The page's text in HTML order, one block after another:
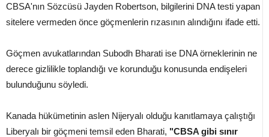
CBSA'nın Sözcüsü Jayden Robertson, bilgilerini DNA testi yapan
sitelere vermeden önce göçmenlerin rızasının alındığını ifade etti.
Göçmen avukatlarından Subodh Bharati ise DNA örneklerinin ne
derece gizlilikle toplandığı ve korunduğu konusunda endişeleri
bulunduğunu söyledi.
Kanada hükümetinin aslen Nijeryalı olduğu kanıtlamaya çalıştığı
Liberyalı bir göçmeni temsil eden Bharati, "CBSA gibi sınır